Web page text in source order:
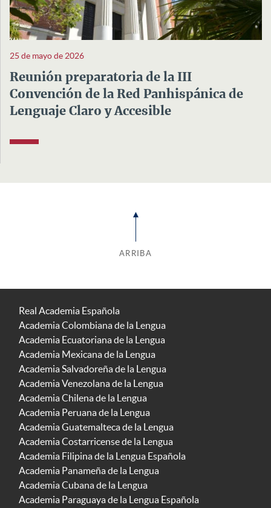
25 de mayo de 2026
Reunión preparatoria de la III
Convención de la Red Panhispánica de
Lenguaje Claro y Accesible
ARRIBA
Real Academia Española
Academia Colombiana de la Lengua
Academia Ecuatoriana de la Lengua
Academia Mexicana de la Lengua
Academia Salvadoreña de la Lengua
Academia Venezolana de la Lengua
Academia Chilena de la Lengua
Academia Peruana de la Lengua
Academia Guatemalteca de la Lengua
Academia Costarricense de la Lengua
Academia Filipina de la Lengua Española
Academia Panameña de la Lengua
Academia Cubana de la Lengua
Academia Paraguaya de la Lengua Española